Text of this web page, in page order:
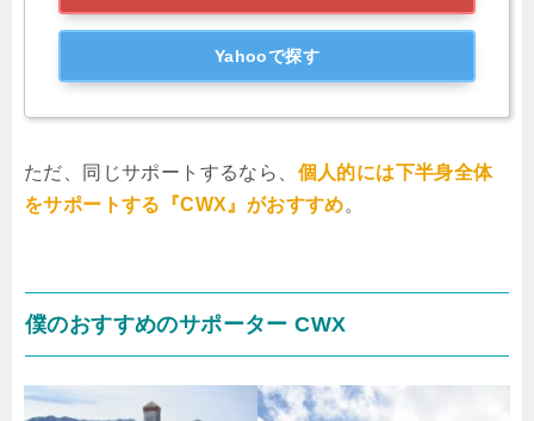
Yahooで探す
ただ、同じサポートするなら、 個人的には下半身全体
をサポートする『CWX』がおすすめ。
僕のおすすめのサポーター CWX